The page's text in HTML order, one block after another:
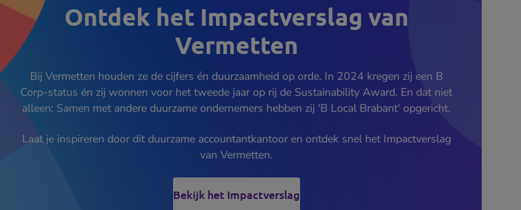
Ontdek het Impactverslag van
Vermetten
Bij Vermetten houden ze de cijfers én duurzaamheid op orde. In 2024 kregen zij een B
Corp-status én zij wonnen voor het tweede jaar op rij de Sustainability Award. En dat niet
alleen: Samen met andere duurzame ondernemers hebben zij 'B Local Brabant' opgericht.
Laat je inspireren door dit duurzame accountantkantoor en ontdek snel het Impactverslag
van Vermetten.
Bekijk het Impactverslag
(opens